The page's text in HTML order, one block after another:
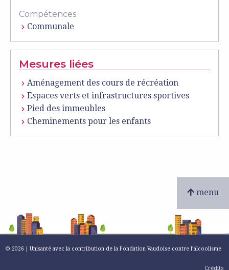
Compétences
Communale
Mesures liées
Aménagement des cours de récréation
Espaces verts et infrastructures sportives
Pied des immeubles
Cheminements pour les enfants
menu
© 2026 | Unisanté avec la contribution de la Fondation Vaudoise contre l’alcoolisme
Crédits